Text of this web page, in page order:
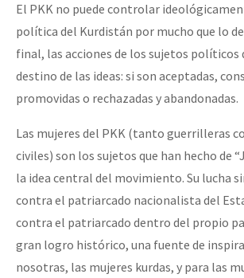
El PKK no puede controlar
política del Kurdistán por mucho que lo
final, las acciones de los sujetos
destino de las ideas: si son aceptadas,
promovidas o rechazadas y abandonadas.
Las mujeres del PKK (tanto guerrilleras
civiles) son los sujetos que han hecho de
la idea central del movimiento. Su lucha
contra el patriarcado nacionalista del
contra el patriarcado dentro del propio
gran logro histórico, una fuente de
nosotras, las mujeres kurdas, y para las